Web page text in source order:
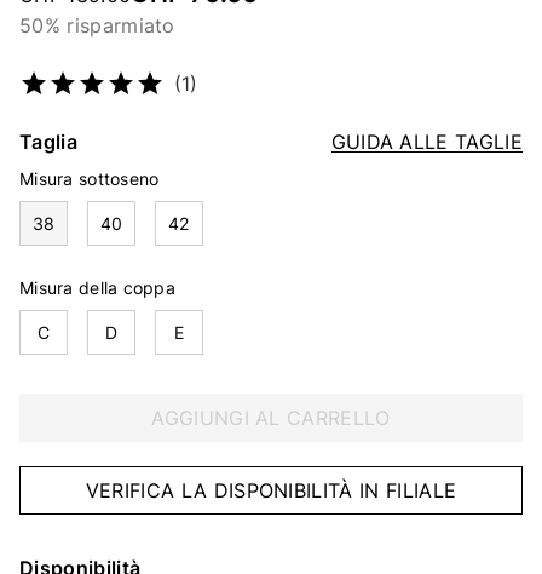
50% risparmiato
(1)
GUIDA ALLE TAGLIE
Taglia
Misura sottoseno
38 40 42
Misura della coppa
C D E
AGGIUNGI AL CARRELLO
VERIFICA LA DISPONIBILITÀ IN FILIALE
Disponibilità